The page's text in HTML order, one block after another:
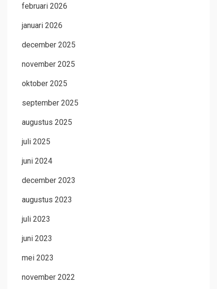
februari 2026
januari 2026
december 2025
november 2025
oktober 2025
september 2025
augustus 2025
juli 2025
juni 2024
december 2023
augustus 2023
juli 2023
juni 2023
mei 2023
november 2022